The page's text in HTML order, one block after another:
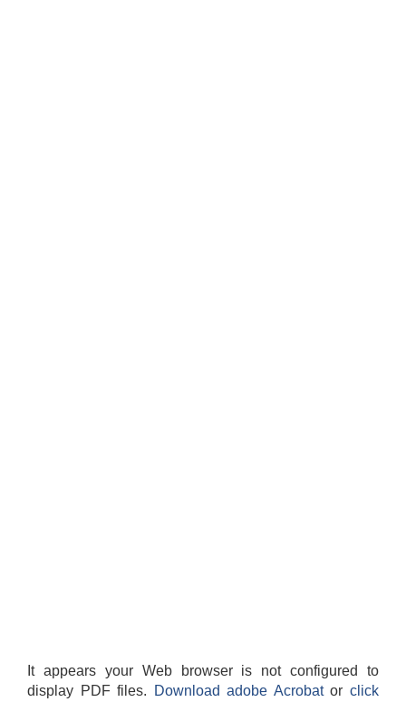
It appears your Web browser is not configured to
display PDF files.
Download adobe Acrobatorclick